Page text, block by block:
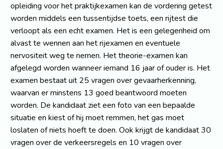
opleiding voor het praktijkexamen kan de vordering getest
worden middels een tussentijdse toets, een rijtest die
verloopt als een echt examen. Het is een gelegenheid om
alvast te wennen aan het rijexamen en eventuele
nervositeit weg te nemen. Het theorie-examen kan
afgelegd worden wanneer iemand 16 jaar of ouder is. Het
examen bestaat uit 25 vragen over gevaarherkenning,
waarvan er minstens 13 goed beantwoord moeten
worden. De kandidaat ziet een foto van een bepaalde
situatie en kiest of hij moet remmen, het gas moet
loslaten of niets hoeft te doen. Ook krijgt de kandidaat 30
vragen over de verkeersregels en 10 vragen over